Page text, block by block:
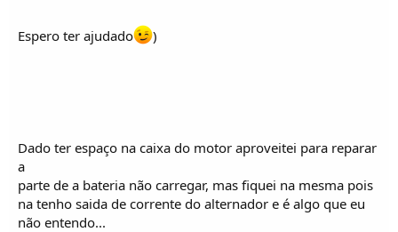
Espero ter ajudado )
Dado ter espaço na caixa do motor aproveitei para reparar
a
parte de a bateria não carregar, mas fiquei na mesma pois
na tenho saida de corrente do alternador e é algo que eu
não entendo...